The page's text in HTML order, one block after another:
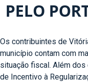
PELO
Os contribuintes de
município contam com
situação fiscal. Além
de Incentivo à